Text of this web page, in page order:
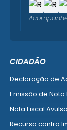
CIDADÃO
Declaração de
Emissão de Nota
Nota Fiscal
Recurso contra